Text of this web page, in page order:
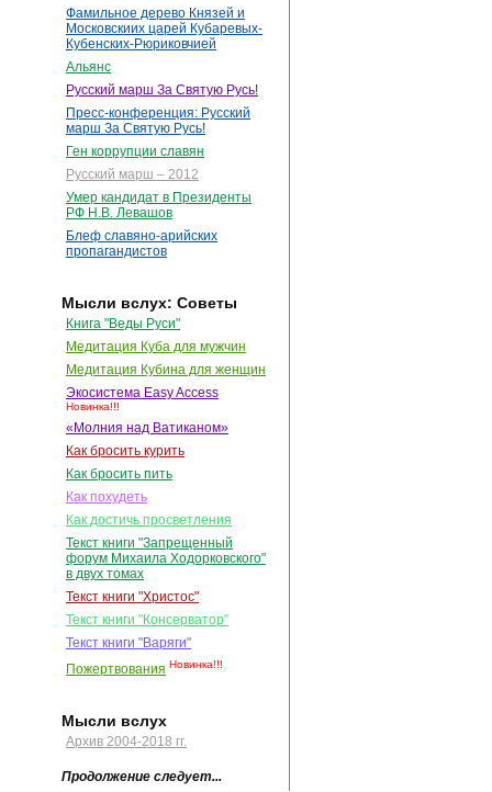
Фамильное дерево Князей и
Московскиих царей Кубаревых-
Кубенских-Рюриковчией
Альянс
Русский марш За Святую Русь!
Пресс-конференция: Русский
марш За Святую Русь!
Ген коррупции славян
Русский марш – 2012
Умер кандидат в Президенты
РФ Н.В. Левашов
Блеф славяно-арийских
пропагандистов
Мысли вслух: Советы
Книга "Веды Руси"
Медитация Куба для мужчин
Медитация Кубина для женщин
Экосистема Easy Access
Новинка!!!
«Молния над Ватиканом»
Как бросить курить
Как бросить пить
Как похудеть
Как достичь просветления
Текст книги "Запрещенный
форум Михаила Ходорковского"
в двух томах
Текст книги "Христос"
Текст книги "Консерватор"
Текст книги "Варяги"
Пожертвования Новинка!!!
Мысли вслух
Архив 2004-2018 гг.
Продолжение следует...